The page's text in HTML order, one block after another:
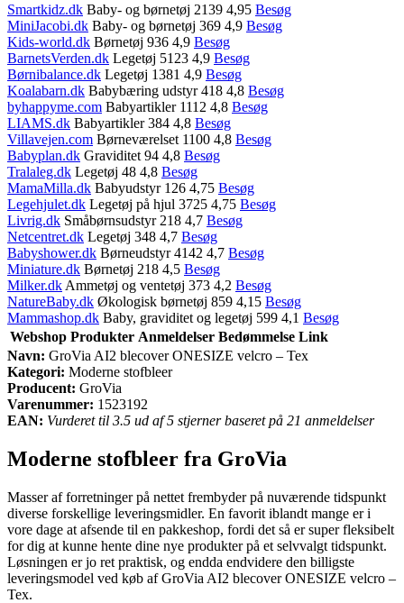
Smartkidz.dk Baby- og børnetøj 2139 4,95 Besøg
MiniJacobi.dk Baby- og børnetøj 369 4,9 Besøg
Kids-world.dk Børnetøj 936 4,9 Besøg
BarnetsVerden.dk Legetøj 5123 4,9 Besøg
Børnibalance.dk Legetøj 1381 4,9 Besøg
Koalabarn.dk Babybæring udstyr 418 4,8 Besøg
byhappyme.com Babyartikler 1112 4,8 Besøg
LIAMS.dk Babyartikler 384 4,8 Besøg
Villavejen.com Børneværelset 1100 4,8 Besøg
Babyplan.dk Graviditet 94 4,8 Besøg
Tralaleg.dk Legetøj 48 4,8 Besøg
MamaMilla.dk Babyudstyr 126 4,75 Besøg
Legehjulet.dk Legetøj på hjul 3725 4,75 Besøg
Livrig.dk Småbørnsudstyr 218 4,7 Besøg
Netcentret.dk Legetøj 348 4,7 Besøg
Babyshower.dk Børneudstyr 4142 4,7 Besøg
Miniature.dk Børnetøj 218 4,5 Besøg
Milker.dk Ammetøj og ventetøj 373 4,2 Besøg
NatureBaby.dk Økologisk børnetøj 859 4,15 Besøg
Mammashop.dk Baby, graviditet og legetøj 599 4,1 Besøg
Webshop Produkter Anmeldelser Bedømmelse Link
Navn: GroVia AI2 blecover ONESIZE velcro – Tex
Kategori: Moderne stofbleer
Producent: GroVia
Varenummer: 1523192
EAN: Vurderet til 3.5 ud af 5 stjerner baseret på 21 anmeldelser
Moderne stofbleer fra GroVia
Masser af forretninger på nettet frembyder på nuværende tidspunkt
diverse forskellige leveringsmidler. En favorit iblandt mange er i
vore dage at afsende til en pakkeshop, fordi det så er super fleksibelt
for dig at kunne hente dine nye produkter på et selvvalgt tidspunkt.
Løsningen er jo ret praktisk, og endda endvidere den billigste
leveringsmodel ved køb af GroVia AI2 blecover ONESIZE velcro –
Tex.